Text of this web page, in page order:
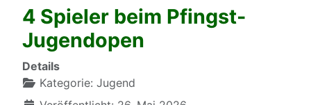
4 Spieler beim Pfingst-
Jugendopen
Details
Kategorie: Jugend